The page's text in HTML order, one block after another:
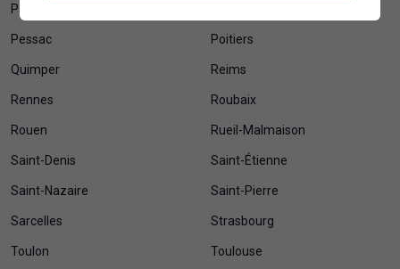
Pau
Pessac Poitiers
Quimper Reims
Rennes Roubaix
Rouen Rueil-Malmaison
Saint-Denis Saint-Étienne
Saint-Nazaire Saint-Pierre
Sarcelles Strasbourg
Toulon Toulouse